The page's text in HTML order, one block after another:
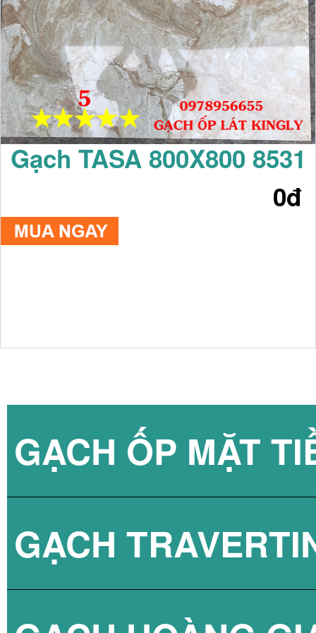
Gạch TASA 800X800 8531
0đ
GẠCH ỐP MẶT
GẠCH